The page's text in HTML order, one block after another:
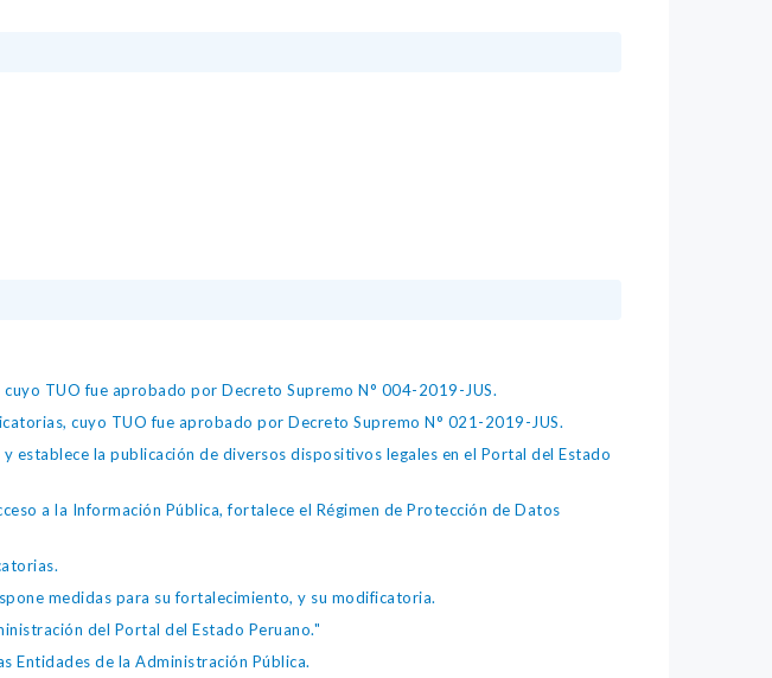
TUO fue aprobado por Decreto Supremo N° 004-2019-JUS.
cuyo TUO fue aprobado por Decreto Supremo N° 021-2019-JUS.
establece la publicación de diversos dispositivos legales en el Portal del Estado
a la Información Pública, fortalece el Régimen de Protección de Datos
medidas para su fortalecimiento, y su modificatoria.
del Portal del Estado Peruano."
Entidades de la Administración Pública.